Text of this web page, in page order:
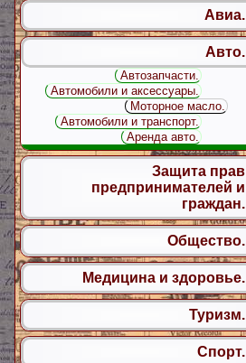
Авиа.
Авто.
Автозапчасти.
Автомобили и аксессуары.
Моторное масло.
Автомобили и транспорт.
Аренда авто.
Защита прав
предпринимателей и
граждан.
Общество.
Медицина и здоровье.
Туризм.
Спорт.